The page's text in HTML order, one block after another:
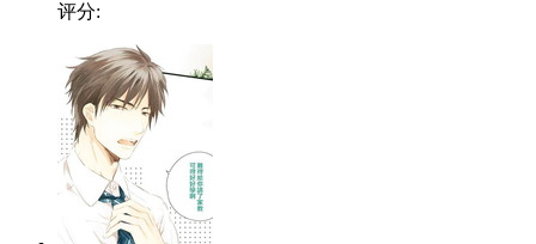
评分: